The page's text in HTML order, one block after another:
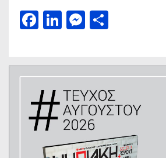
Facebook
LinkedIn
Messenger